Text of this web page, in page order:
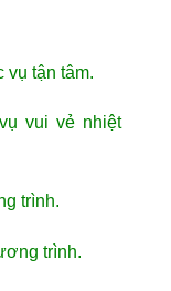
tận tâm.
vui vẻ nhiệt
trình.
trình.